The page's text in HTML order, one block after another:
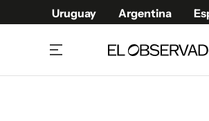
Uruguay Argentina